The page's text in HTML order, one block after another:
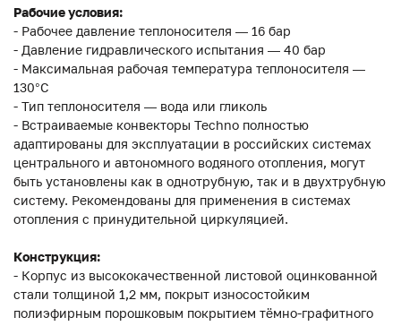
Рабочие условия:
- Рабочее давление теплоносителя — 16 бар
- Давление гидравлического испытания — 40 бар
- Максимальная рабочая температура теплоносителя —
130°С
- Тип теплоносителя — вода или гликоль
- Встраиваемые конвекторы Techno полностью
адаптированы для эксплуатации в российских системах
центрального и автономного водяного отопления, могут
быть установлены как в однотрубную, так и в двухтрубную
систему. Рекомендованы для применения в системах
отопления с принудительной циркуляцией.
Конструкция:
- Корпус из высококачественной листовой оцинкованной
стали толщиной 1,2 мм, покрыт износостойким
полиэфирным порошковым покрытием тёмно-графитного